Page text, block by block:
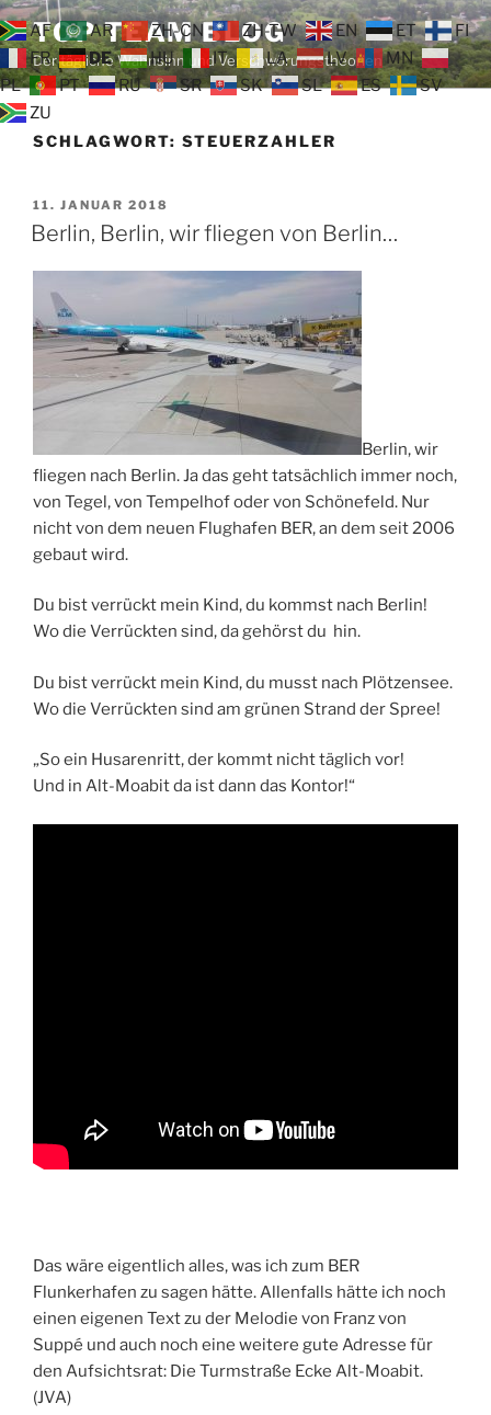
Zum
Inhalt
springen
TOP TEAM BLOG
Der tägliche Wahnsinn und Verschwörungstheorien
SCHLAGWORT: STEUERZAHLER
VERÖFFENTLICHT
AM
11. JANUAR 2018
Berlin, Berlin, wir fliegen von Berlin…
Berlin, wir
fliegen nach Berlin. Ja das geht tatsächlich immer noch,
von Tegel, von Tempelhof oder von Schönefeld. Nur
nicht von dem neuen Flughafen BER, an dem seit 2006
gebaut wird.
Du bist verrückt mein Kind, du kommst nach Berlin!
Wo die Verrückten sind, da gehörst du hin.
Du bist verrückt mein Kind, du musst nach Plötzensee.
Wo die Verrückten sind am grünen Strand der Spree!
„So ein Husarenritt, der kommt nicht täglich vor!
Und in Alt-Moabit da ist dann das Kontor!“
Das wäre eigentlich alles, was ich zum BER
Flunkerhafen zu sagen hätte. Allenfalls hätte ich noch
einen eigenen Text zu der Melodie von Franz von
Suppé und auch noch eine weitere gute Adresse für
den Aufsichtsrat: Die Turmstraße Ecke Alt-Moabit.
(JVA)
AF AR ZH-CN ZH-TW EN ET
FI
FR
DE HU IT LA LV
MN
PL
PT RU SR SK SL ES
SV
ZU